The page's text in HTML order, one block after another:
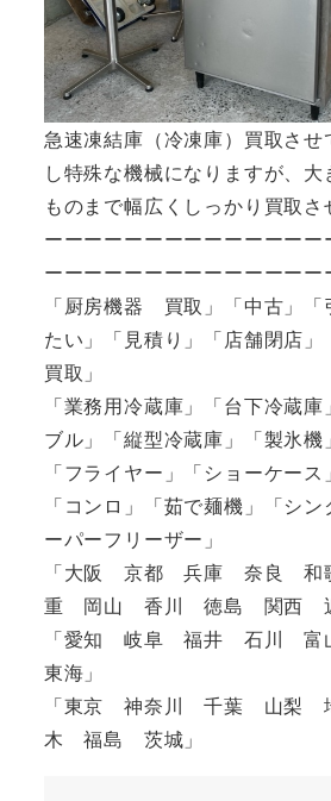
急速凍結庫（冷凍庫）買取さ
し特殊な機械になりますが、
ものまで幅広くしっかり買取さ
ーーーーーーーーーーーーー
ーーーーーーーーーーーーーー
「厨房機器 買取」「中古」「
たい」「見積り」「店舗閉店
買取」
「業務用冷蔵庫」「台下冷蔵
ブル」「縦型冷蔵庫」「製氷機
「フライヤー」「ショーケース
「コンロ」「茹で麺機」「シ
ーパーフリーザー」
「大阪 京都 兵庫 奈良
重 岡山 香川 徳島 関西 近
「愛知 岐阜 福井 石川
東海」
「東京 神奈川 千葉 山梨
木 福島 茨城」